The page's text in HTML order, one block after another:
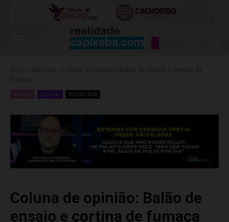
Opinião Ricardo Rios
Coluna de opinião: Balão de
ensaio e cortina de fumaça